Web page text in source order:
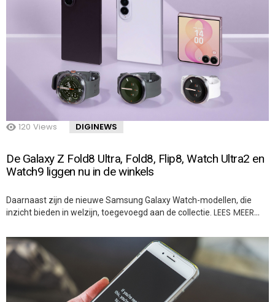
120 Views DIGINEWS
De Galaxy Z Fold8 Ultra, Fold8, Flip8, Watch Ultra2 en
Watch9 liggen nu in de winkels
Daarnaast zijn de nieuwe Samsung Galaxy Watch-modellen, die
inzicht bieden in welzijn, toegevoegd aan de collectie. LEES MEER…